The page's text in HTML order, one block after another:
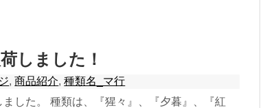
しました！
,商品紹介,種類名_マ行
した。 種類は、『猩々』、『夕暮』、『紅